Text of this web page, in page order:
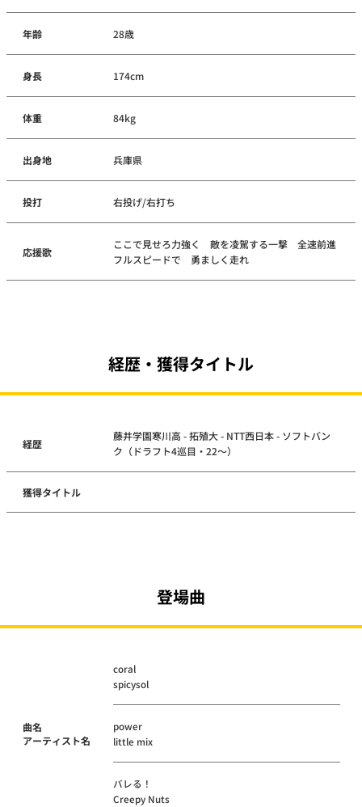
年齢 28歳
身長 174cm
体重 84kg
出身地 兵庫県
投打 右投げ/右打ち
応援歌
ここで見せろ力強く 敵を凌駕する一撃 全速前進
フルスピードで 勇ましく走れ
経歴・獲得タイトル
経歴
藤井学園寒川高 - 拓殖大 - NTT西日本 - ソフトバン
ク（ドラフト4巡目・22～）
獲得タイトル
登場曲
曲名
アーティスト名
coral
spicysol
power
little mix
バレる！
Creepy Nuts